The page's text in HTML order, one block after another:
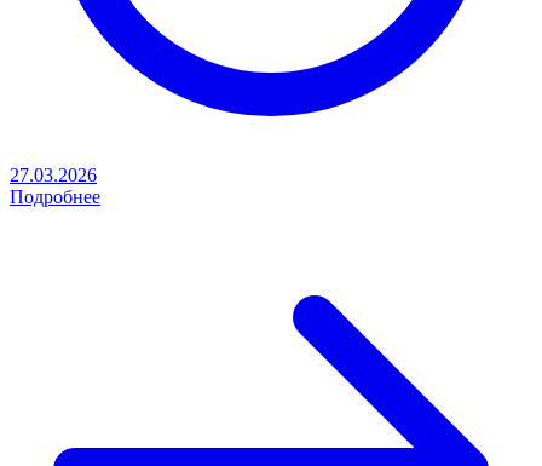
27.03.2026
Подробнее